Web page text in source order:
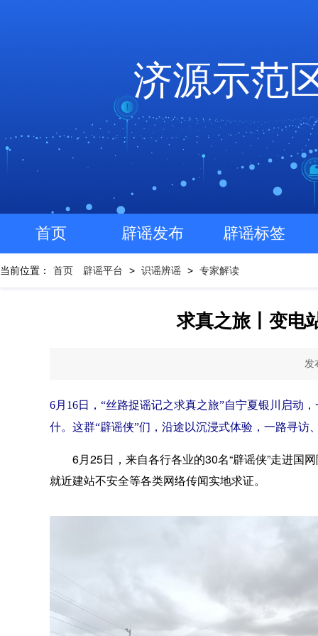
济源示范
首页 辟谣发布 辟谣标签
当前位置： 首页 辟谣平台 > 识谣辨谣 > 专家解读
求真之旅丨变电
发
6月16日，“丝路捉谣记之求真之旅”自宁夏银川启动
什。这群“辟谣侠”们，沿途以沉浸式体验，一路寻
6月25日，来自各行各业的30名“辟谣侠”走进国
就近建站不安全等各类网络传闻实地求证。